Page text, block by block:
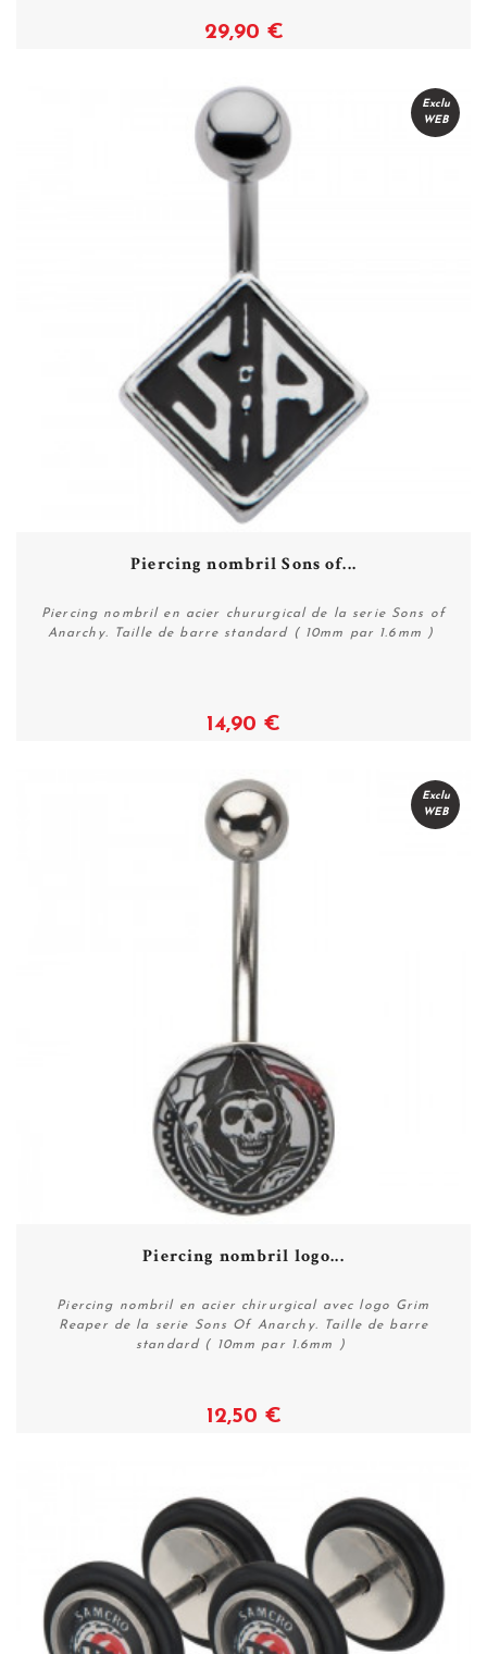
29,90 €
Exclu
WEB
Piercing nombril Sons of...
Piercing nombril en acier chururgical de la serie Sons of
Anarchy. Taille de barre standard ( 10mm par 1.6mm )
14,90 €
Exclu
WEB
Piercing nombril logo...
Piercing nombril en acier chirurgical avec logo Grim
Reaper de la serie Sons Of Anarchy. Taille de barre
standard ( 10mm par 1.6mm )
12,50 €